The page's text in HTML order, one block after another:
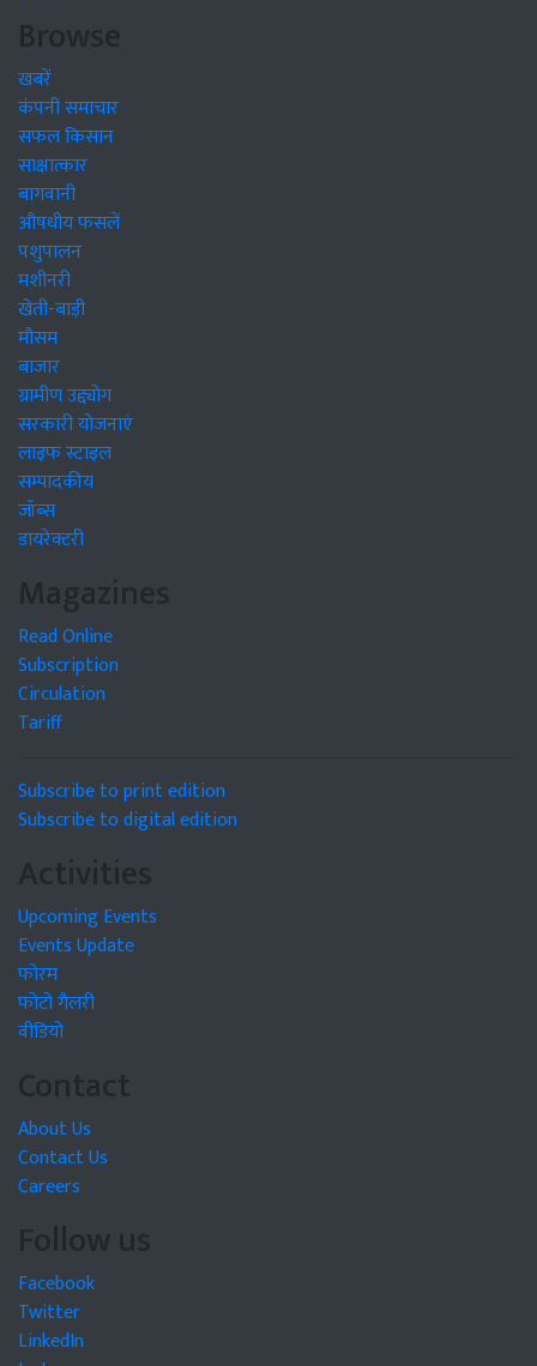
Browse
खबरें
कंपनी समाचार
सफल किसान
साक्षात्कार
बागवानी
औषधीय फसलें
पशुपालन
मशीनरी
खेती-बाड़ी
मौसम
बाजार
ग्रामीण उद्द्योग
सरकारी योजनाएं
लाइफ स्टाइल
सम्पादकीय
जॉब्स
डायरेक्टरी
Magazines
Read Online
Subscription
Circulation
Tariff
Subscribe to print edition
Subscribe to digital edition
Activities
Upcoming Events
Events Update
फोरम
फोटो गैलरी
वीडियो
Contact
About Us
Contact Us
Careers
Follow us
Facebook
Twitter
LinkedIn